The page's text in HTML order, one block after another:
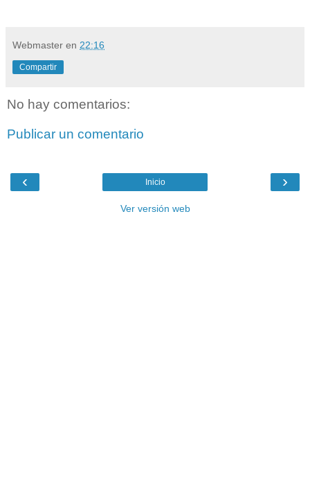
Webmaster en 22:16
Compartir
No hay comentarios:
Publicar un comentario
‹ ›
Inicio
Ver versión web